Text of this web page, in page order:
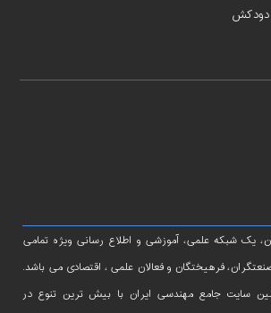
دودکش
یک شبکه علمی، آموزشی و اطلاع رسانی ویژه تمامی
فرهیختگان و فعالان علمی ، اقتصادی می باشد.
سایت جامع مهندسی ایران با بیش ترین تنوع در